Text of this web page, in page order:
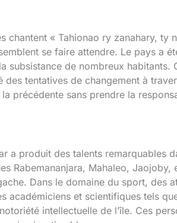
chantent « Tahionao ry zanahary,
se faire attendre. Le pays a
subsistance de nombreux
des tentatives de changement à
précédente sans prendre la
a produit des talents remarquables
Rabemananjara, Mahaleo,
Dans le domaine du sport, des
académiciens et scientifiques tels
intellectuelle de l’île. Ces